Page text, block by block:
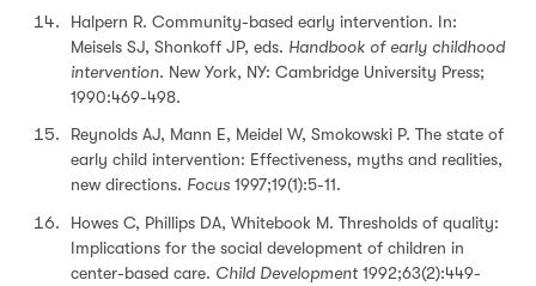
Halpern R. Community-based early intervention. In:
Meisels SJ, Shonkoff JP, eds. Handbook of early childhood
intervention. New York, NY: Cambridge University Press;
1990:469-498.
Reynolds AJ, Mann E, Meidel W, Smokowski P. The state of
early child intervention: Effectiveness, myths and realities,
new directions. Focus 1997;19(1):5-11.
Howes C, Phillips DA, Whitebook M. Thresholds of quality:
Implications for the social development of children in
center-based care. Child Development 1992;63(2):449-